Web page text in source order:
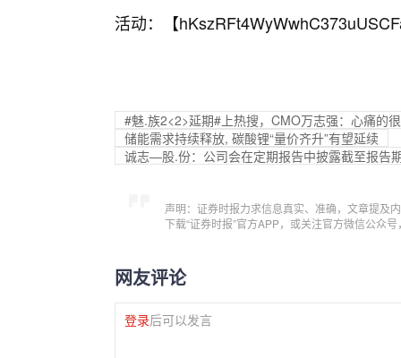
活动：【
#魅.族2<2>延期#上热搜，CMO万志强：心痛的
储能需求持续释放, 碳酸锂“量价齐升”有望延续
诚志—股.份：公司会在定期报告中披露截至报告
声明：证券时报力求信息真实、准确，文章提及
下载“证券时报”官方APP，或关注官方微信公众
网友评论
登录后可以发言